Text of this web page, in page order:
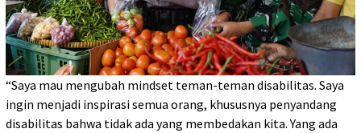
“Saya mau mengubah mindset teman-teman disabilitas. Saya
ingin menjadi inspirasi semua orang, khususnya penyandang
disabilitas bahwa tidak ada yang membedakan kita. Yang ada